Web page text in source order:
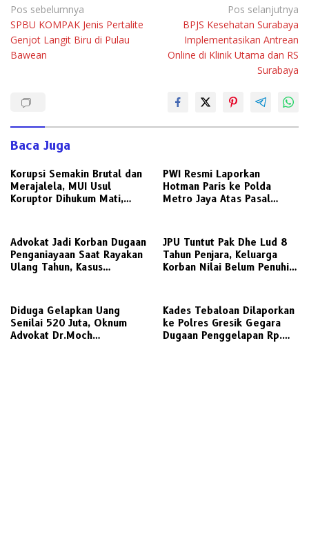
Navigasi
pos
Pos sebelumnya
SPBU KOMPAK Jenis Pertalite
Genjot Langit Biru di Pulau
Bawean
Pos selanjutnya
BPJS Kesehatan Surabaya
Implementasikan Antrean
Online di Klinik Utama dan RS
Surabaya
Baca Juga
Korupsi Semakin Brutal dan
Merajalela, MUI Usul
Koruptor Dihukum Mati,
PWI Resmi Laporkan
Hotman Paris ke Polda
Metro Jaya Atas Pasal
Advokat Jadi Korban Dugaan
Penganiayaan Saat Rayakan
Ulang Tahun, Kasus
JPU Tuntut Pak Dhe Lud 8
Tahun Penjara, Keluarga
Korban Nilai Belum Penuhi
Diduga Gelapkan Uang
Senilai 520 Juta, Oknum
Advokat Dr.Moch
Kades Tebaloan Dilaporkan
ke Polres Gresik Gegara
Dugaan Penggelapan Rp.